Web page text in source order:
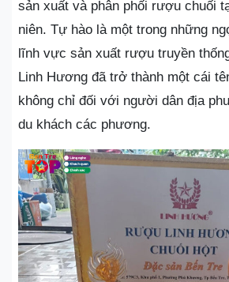
sản xuất và phân phối rượu chuối
niên. Tự hào là một trong những
lĩnh vực sản xuất rượu truyền
Linh Hương đã trở thành một cái
không chỉ đối với người dân địa
du khách các phương.